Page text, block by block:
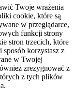
Twoje wrażenia
cookie, które są
w przeglądarce,
funkcji strony
stron trzecich, które
korzystasz z
w Twojej
zrezygnować z
z tych plików